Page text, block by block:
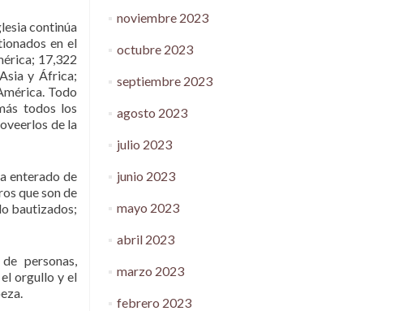
continúa
en el
17,322
y África;
Todo
todos los
de la
enterado de
que son de
bautizados;
personas,
orgullo y el
noviembre 2023
octubre 2023
septiembre 2023
agosto 2023
julio 2023
junio 2023
mayo 2023
abril 2023
marzo 2023
febrero 2023